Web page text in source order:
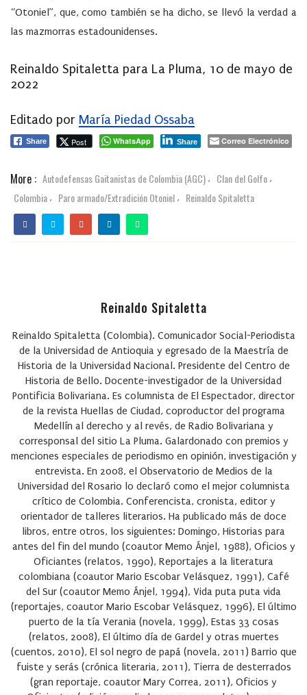
“Otoniel”, que, como también se ha dicho, se llevó la verdad a
las mazmorras estadounidenses.
Reinaldo Spitaletta para La Pluma, 10 de mayo de
2022
Editado por María Piedad Ossaba
Share Post WhatsApp Share Correo Electrónico
More : Autodefensas Gaitanistas de Colombia (AGC) , Clan del Golfo ,
Colombia , Paro armado/Extradición Otoniel , Reinaldo Spitaletta
Reinaldo Spitaletta
Reinaldo Spitaletta (Colombia). Comunicador Social-Periodista
de la Universidad de Antioquia y egresado de la Maestría de
Historia de la Universidad Nacional. Presidente del Centro de
Historia de Bello. Docente-investigador de la Universidad
Pontificia Bolivariana. Es columnista de El Espectador, director
de la revista Huellas de Ciudad, coproductor del programa
Medellín al derecho y al revés, de Radio Bolivariana y
corresponsal del sitio La Pluma. Galardonado con premios y
menciones especiales de periodismo en opinión, investigación y
entrevista. En 2008, el Observatorio de Medios de la
Universidad del Rosario lo declaró como el mejor columnista
crítico de Colombia. Conferencista, cronista, editor y
orientador de talleres literarios. Ha publicado más de doce
libros, entre otros, los siguientes: Domingo, Historias para
antes del fin del mundo (coautor Memo Ánjel, 1988), Oficios y
Oficiantes (relatos, 1990), Reportajes a la literatura
colombiana (coautor Mario Escobar Velásquez, 1991), Café
del Sur (coautor Memo Ánjel, 1994), Vida puta puta vida
(reportajes, coautor Mario Escobar Velásquez, 1996), El último
puerto de la tía Verania (novela, 1999), Estas 33 cosas
(relatos, 2008), El último día de Gardel y otras muertes
(cuentos, 2010), El sol negro de papá (novela, 2011) Barrio que
fuiste y serás (crónica literaria, 2011), Tierra de desterrados
(gran reportaje, coautor Mary Correa, 2011), Oficios y